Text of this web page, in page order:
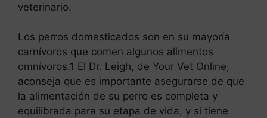
veterinario.
Los perros domesticados son en su mayoría
carnívoros que comen algunos alimentos
omnívoros.1 El Dr. Leigh, de Your Vet Online,
aconseja que es importante asegurarse de que
la alimentación de su perro es completa y
equilibrada para su etapa de vida, y si tiene